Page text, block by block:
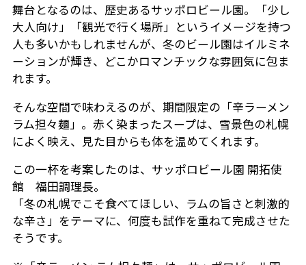
舞台となるのは、歴史あるサッポロビール園。「少し
大人向け」「観光で行く場所」というイメージを持つ
人も多いかもしれませんが、冬のビール園はイルミネ
ーションが輝き、どこかロマンチックな雰囲気に包ま
れます。
そんな空間で味わえるのが、期間限定の「辛ラーメン
ラム担々麺」。赤く染まったスープは、雪景色の札幌
によく映え、見た目からも体を温めてくれます。
この一杯を考案したのは、サッポロビール園 開拓使
館 福田調理長。
「冬の札幌でこそ食べてほしい、ラムの旨さと刺激的
な辛さ」をテーマに、何度も試作を重ねて完成させた
そうです。